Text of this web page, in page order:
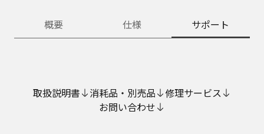
概要 仕様 サポート
取扱説明書 消耗品・別売品
修理サービス
お問い合わせ